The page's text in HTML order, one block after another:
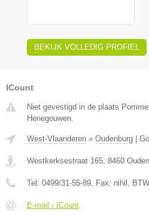
BEKIJK VOLLEDIG PROFIEL
ICount
Niet gevestigd in de plaats
Henegouwen.
West-Vlaanderen » Oudenburg
Westkerksestraat 165, 8460
Tel: 0499/31-55-89, Fax: nihil ,
E-mail › ICount